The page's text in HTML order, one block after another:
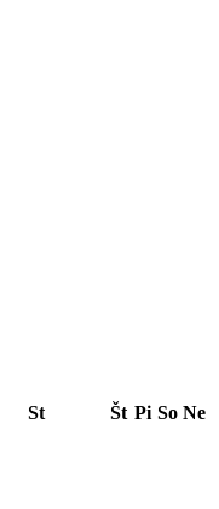
St Št Pi So Ne